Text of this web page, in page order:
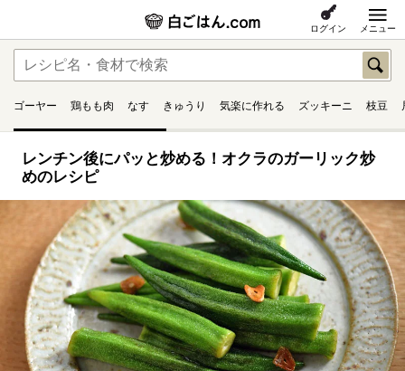
ログイン メニュー
ゴーヤー 鶏もも肉 なす きゅうり 気楽に作れる ズッキーニ 枝豆
レンチン後にパッと炒める！オクラのガーリック炒
めのレシピ